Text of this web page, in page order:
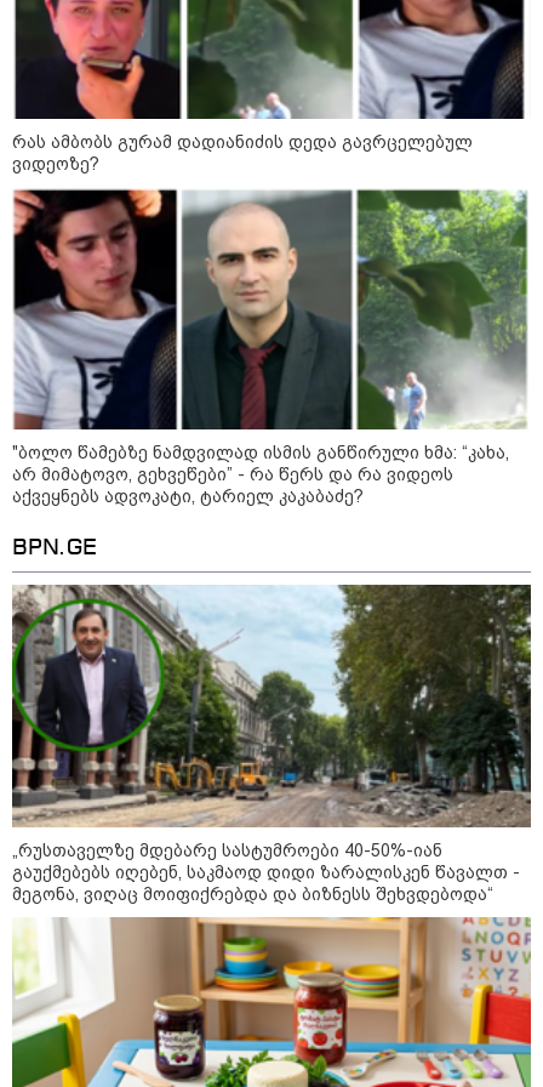
რას ამბობს გურამ დადიანიძის
დედა გავრცელებულ ვიდეოზე?
განწირული ხმა: “კახა, არ
მიმატოვო, გეხვეწები” - რა წერს
და რა ვიდეოს აქვეყნებს
ადვოკატი, ტარიელ კაკაბაძე?
ვრცელდება მკვლელობის
მომენტში გადაღებული უმძიმესი
ვიდეო: კადრებში ჩანს, როგორ
ესროლეს ცნობილ "ტიკტოკერს"
ლაივის დროს - რას ამბობს
მომხდარზე მექსიკის პოლიცია
სამართალი
11:40 / 07-08-2026
"დაკავებულია 3 პირი, რომლებიც
სისტემატურად ამზადებდნენ ცნობილი
რას ამბობს გურამ დადიანიძის დედა გავრცელებულ
ვიდეოზე?
"ბოლო წამებზე ნამდვილად ისმის განწირული ხმა: “კახა,
არ მიმატოვო, გეხვეწები” - რა წერს და რა ვიდეოს
აქვეყნებს ადვოკატი, ტარიელ კაკაბაძე?
BPN.GE
„რუსთაველზე მდებარე სასტუმროები 40-50%-იან
გაუქმებებს იღებენ, საკმაოდ დიდი ზარალისკენ წავალთ -
მეგონა, ვიღაც მოიფიქრებდა და ბიზნესს შეხვდებოდა“